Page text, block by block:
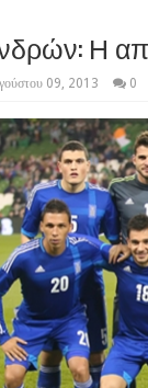
Η
09, 2013 0